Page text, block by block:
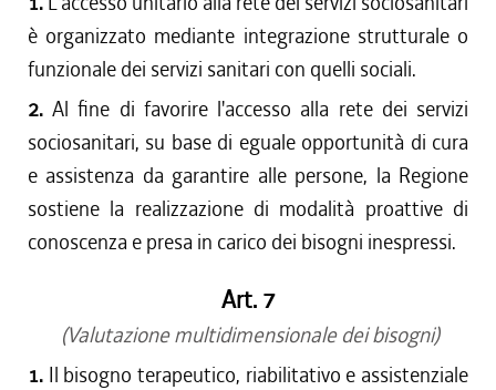
è organizzato mediante integrazione strutturale o
funzionale dei servizi sanitari con quelli sociali.
2.Al fine di favorire l'accesso alla rete dei servizi
sociosanitari, su base di eguale opportunità di cura
e assistenza da garantire alle persone, la Regione
sostiene la realizzazione di modalità proattive di
conoscenza e presa in carico dei bisogni inespressi.
Art. 7
(Valutazione multidimensionale dei bisogni)
1. Il bisogno terapeutico, riabilitativo e assistenziale